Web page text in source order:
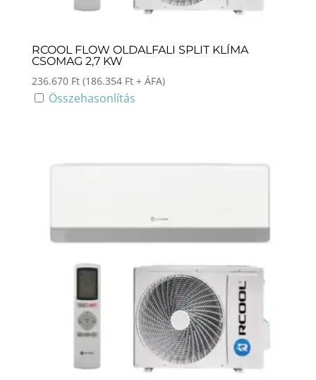
RCOOL FLOW OLDALFALI SPLIT KLÍMA
CSOMAG 2,7 KW
236.670 Ft (186.354 Ft+ ÁFA)
Összehasonlítás